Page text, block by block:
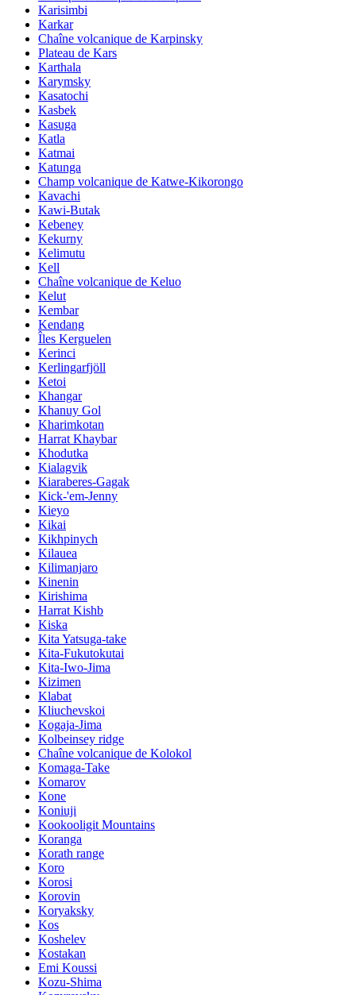
Karisimbi
Karkar
Chaîne volcanique de Karpinsky
Plateau de Kars
Karthala
Karymsky
Kasatochi
Kasbek
Kasuga
Katla
Katmai
Katunga
Champ volcanique de Katwe-Kikorongo
Kavachi
Kawi-Butak
Kebeney
Kekurny
Kelimutu
Kell
Chaîne volcanique de Keluo
Kelut
Kembar
Kendang
Îles Kerguelen
Kerinci
Kerlingarfjöll
Ketoi
Khangar
Khanuy Gol
Kharimkotan
Harrat Khaybar
Khodutka
Kialagvik
Kiaraberes-Gagak
Kick-'em-Jenny
Kieyo
Kikai
Kikhpinych
Kilauea
Kilimanjaro
Kinenin
Kirishima
Harrat Kishb
Kiska
Kita Yatsuga-take
Kita-Fukutokutai
Kita-Iwo-Jima
Kizimen
Klabat
Kliuchevskoi
Kogaja-Jima
Kolbeinsey ridge
Chaîne volcanique de Kolokol
Komaga-Take
Komarov
Kone
Koniuji
Kookooligit Mountains
Koranga
Korath range
Koro
Korosi
Korovin
Koryaksky
Kos
Koshelev
Kostakan
Emi Koussi
Kozu-Shima